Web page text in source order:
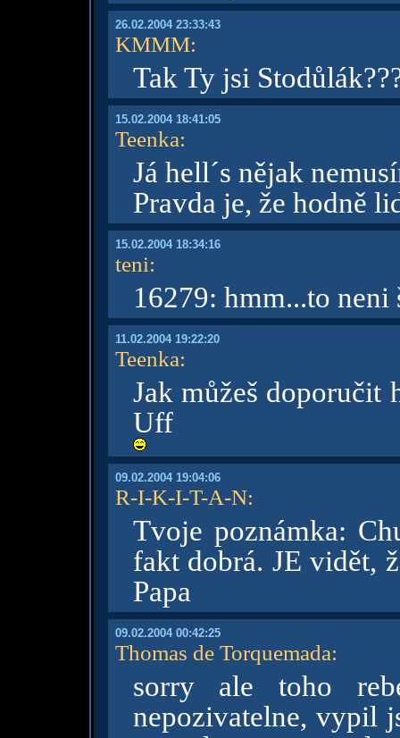
26.02.2004 23:33:43
KMMM:
Tak Ty jsi
15.02.2004 18:41:05
Teenka:
Já hell´s nějak
Pravda je, že hodně
15.02.2004 18:34:16
teni:
16279: hmm...to neni
11.02.2004 19:22:20
Teenka:
Jak můžeš doporučit
Uff
09.02.2004 19:04:06
R-I-K-I-T-A-N:
Tvoje poznámka:
fakt dobrá. JE vidět,
Papa
09.02.2004 00:42:25
Thomas de Torquemada:
sorry ale toho
nepozivatelne, vypil